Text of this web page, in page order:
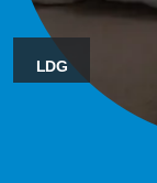
LDG